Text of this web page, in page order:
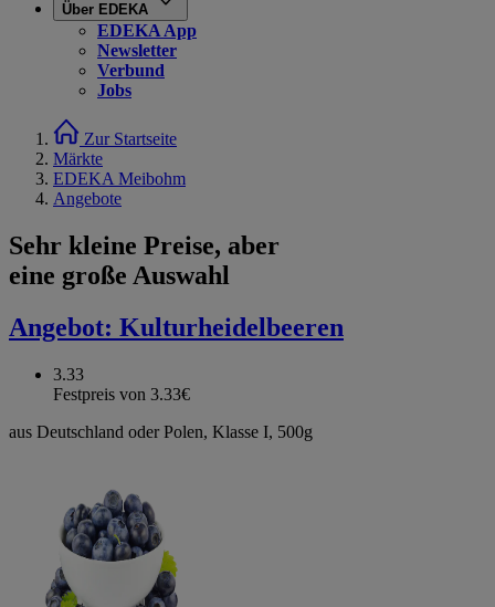
Über EDEKA
EDEKA App
Newsletter
Verbund
Jobs
Zur Startseite
Märkte
EDEKA Meibohm
Angebote
Sehr kleine Preise, aber
eine große Auswahl
Angebot: Kulturheidelbeeren
3.33
Festpreis von 3.33€
aus Deutschland oder Polen, Klasse I, 500g